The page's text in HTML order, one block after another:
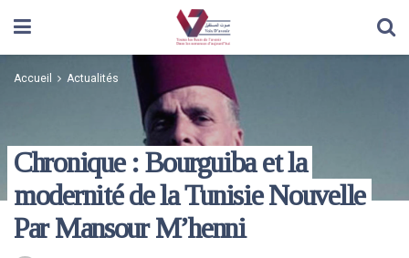
Accueil Actualités
Chronique : Bourguiba et la
modernité de la Tunisie Nouvelle
Par Mansour M’henni